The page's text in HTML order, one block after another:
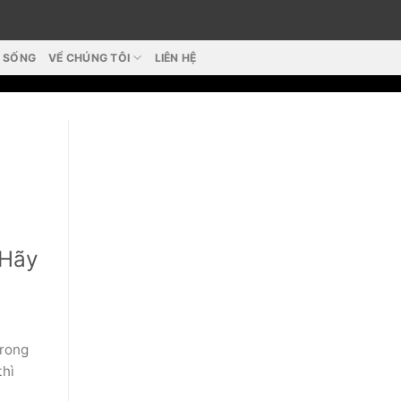
VỂ CHÚNG TÔI LIÊN HỆ